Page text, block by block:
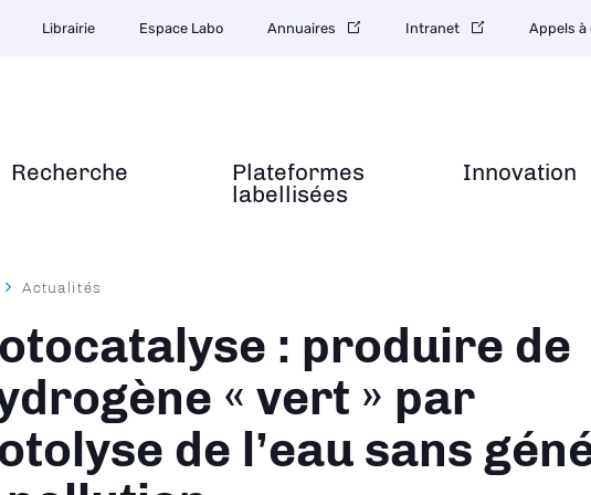
Recherche
Plateformes
labellisées
Innovation
Librairie Espace Labo Annuaires Intranet Appels
Actualités
: produire de
« vert » par
de l’eau sans